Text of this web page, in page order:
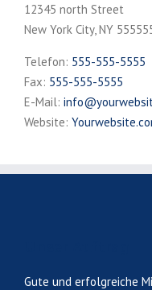
12345 north Street
New York City, NY
Telefon: 555-555-5555
Fax: 555-555-5555
E-Mail:
Website:
Gute und erfolgreiche